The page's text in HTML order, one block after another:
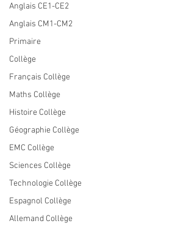
Anglais CE1-CE2
Anglais CM1-CM2
Primaire
Collège
Français Collège
Maths Collège
Histoire Collège
Géographie Collège
EMC Collège
Sciences Collège
Technologie Collège
Espagnol Collège
Allemand Collège